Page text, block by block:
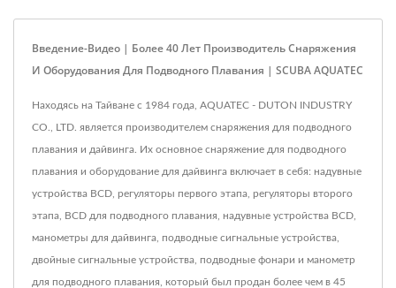
Введение-Видео | Более 40 Лет Производитель Снаряжения
И Оборудования Для Подводного Плавания | SCUBA AQUATEC
Находясь на Тайване с 1984 года, AQUATEC - DUTON INDUSTRY
CO., LTD. является производителем снаряжения для подводного
плавания и дайвинга. Их основное снаряжение для подводного
плавания и оборудование для дайвинга включает в себя: надувные
устройства BCD, регуляторы первого этапа, регуляторы второго
этапа, BCD для подводного плавания, надувные устройства BCD,
манометры для дайвинга, подводные сигнальные устройства,
двойные сигнальные устройства, подводные фонари и манометр
для подводного плавания, который был продан более чем в 45